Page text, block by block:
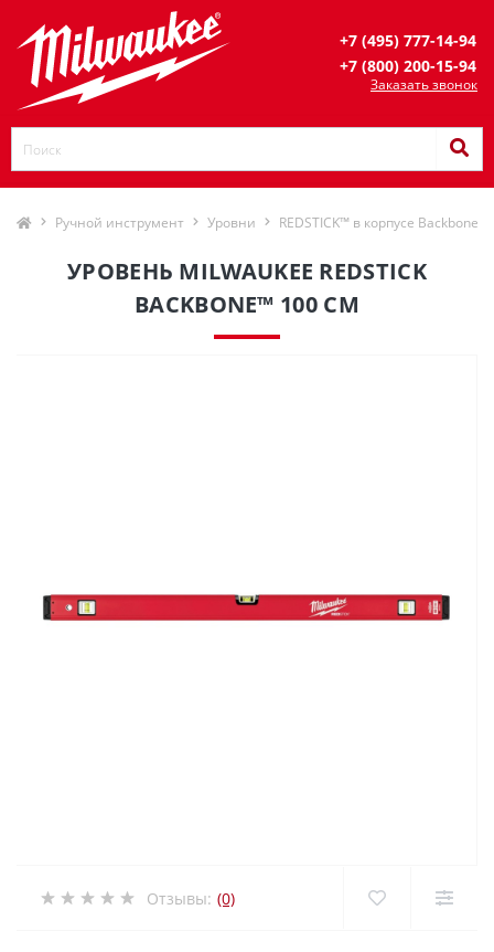
+7 (495) 777-14-94
+7 (800) 200-15-94
Заказать звонок
Ручной инструмент Уровни REDSTICK™ в корпусе Backbone
УРОВЕНЬ MILWAUKEE REDSTICK
BACKBONE™ 100 СМ
Отзывы: (0)